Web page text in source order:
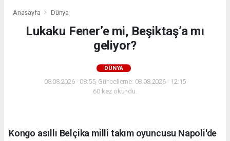
Anasayfa Dünya
Lukaku Fener’e mi, Beşiktaş’a mı
geliyor?
DÜNYA
08.08.2026 - 08:55, Güncelleme: 08.08.2026 - 12:15
60 kez okundu.
Kongo asıllı Belçika milli takım oyuncusu Napoli'de